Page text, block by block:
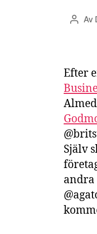
Av
Efter
Själv
andra